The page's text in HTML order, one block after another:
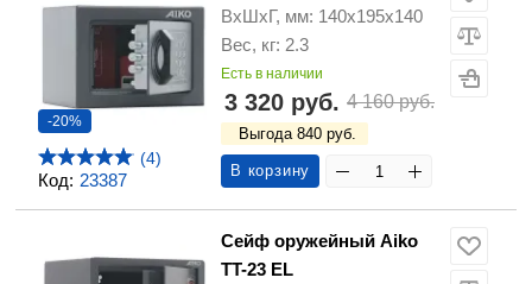
Код: 23387
-20%
(4)
ВхШхГ, мм: 140х195х140
Вес, кг: 2.3
Есть в наличии
3 320 руб. 4 160 руб.
Выгода 840 руб.
В корзину
Сейф оружейный Aiko
TT-23 EL